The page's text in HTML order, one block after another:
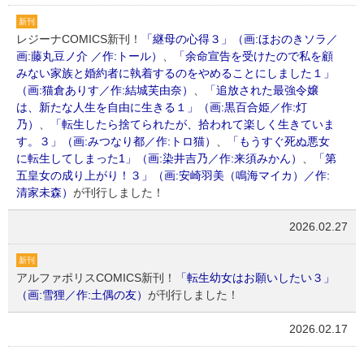
新刊
レジーナCOMICS新刊！
「継母の心得３」（画:ほおのきソラ／
画:藤丸豆ノ介 ／作:トール）
「余命宣告を受けたので私を顧
みない家族と婚約者に執着するのをやめることにしました１」
（画:猫倉ありす／作:結城芙由奈）
「追放された最強令嬢
は、新たな人生を自由に生きる１」（画:黒百合姫／作:灯
乃）
「転生したら捨てられたが、拾われて楽しく生きていま
す。３」（画:みつなり都／作:トロ猫）
「もうすぐ死ぬ悪女
に転生してしまった1」（画:染井吉乃／作:来須みかん）
「第
五皇女の成り上がり！３」（画:安崎羽美（鳴海マイカ）／作:
清家未森） が刊行しました！
2026.02.27
新刊
アルファポリスCOMICS新刊！
「転生幼女はお願いしたい３」
（画:雪狸／作:土偶の友） が刊行しました！
2026.02.17